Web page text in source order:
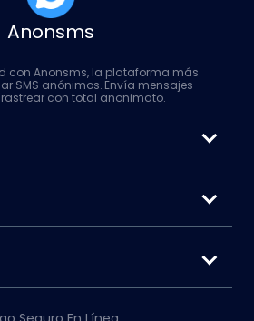
Anonsms
con Anonsms, la plataforma más
SMS anónimos. Envía mensajes
con total anonimato.
anónimos
tu número al enviar